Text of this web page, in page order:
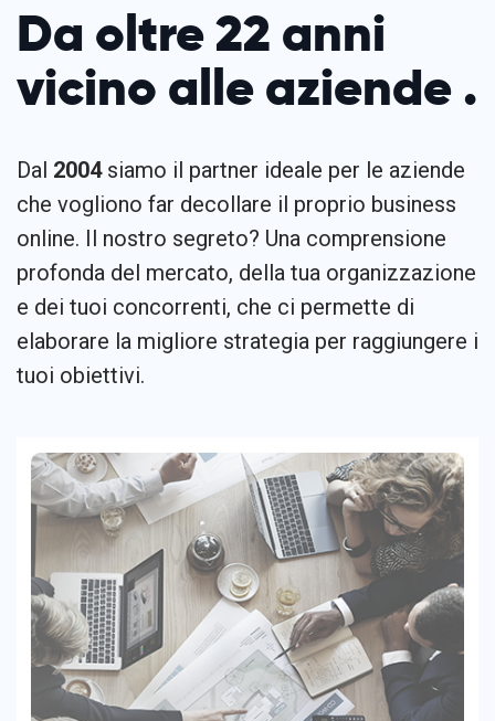
Da oltre 22 anni
vicino alle aziende .
Dal 2004siamo il partner ideale per le aziende
che vogliono far decollare il proprio business
online. Il nostro segreto? Una comprensione
profonda del mercato, della tua organizzazione
e dei tuoi concorrenti, che ci permette di
elaborare la migliore strategia per raggiungere i
tuoi obiettivi.